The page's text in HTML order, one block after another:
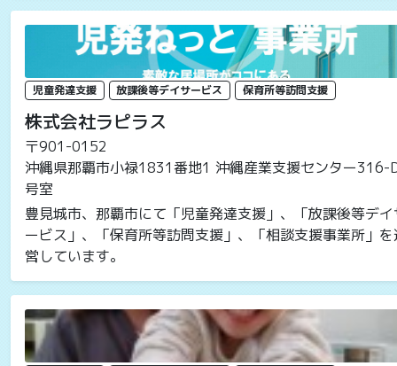
児童発達支援 放課後等デイサービス 保育所等訪問支援
株式会社ラピラス
〒901-0152
沖縄県那覇市小禄1831番地1 沖縄産業支援センター316-
号室
豊見城市、那覇市にて「児童発達支援」、「放課後等デイ
ービス」、「保育所等訪問支援」、「相談支援事業所」を
営しています。